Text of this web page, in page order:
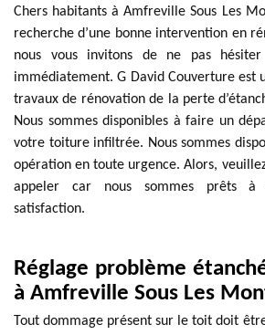
Chers habitants à Amfreville Sous Les
recherche d’une bonne intervention en
nous vous invitons de ne pas
immédiatement. G David Couverture est
travaux de rénovation de la perte
Nous sommes disponibles à faire un
votre toiture infiltrée. Nous sommes
opération en toute urgence. Alors,
appeler car nous sommes prêts à
satisfaction.
Réglage problème
à Amfreville Sous Les
Tout dommage présent sur le toit doit